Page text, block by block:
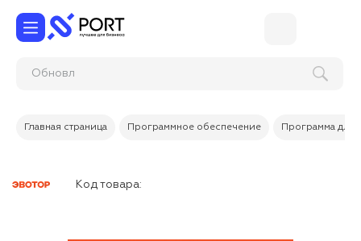
Об
Главная страница Программное обеспечение Программа для
Код товара: